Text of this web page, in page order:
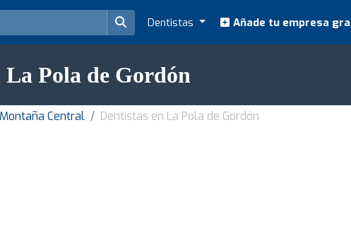
Dentistas Añade tu empresa
La Pola de Gordón
Central Dentistas en La Pola de Gordón